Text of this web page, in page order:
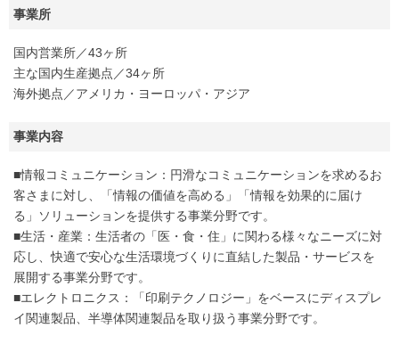
事業所
国内営業所／43ヶ所
主な国内生産拠点／34ヶ所
海外拠点／アメリカ・ヨーロッパ・アジア
事業内容
■情報コミュニケーション：円滑なコミュニケーションを求めるお
客さまに対し、「情報の価値を高める」「情報を効果的に届け
る」ソリューションを提供する事業分野です。
■生活・産業：生活者の「医・食・住」に関わる様々なニーズに対
応し、快適で安心な生活環境づくりに直結した製品・サービスを
展開する事業分野です。
■エレクトロニクス：「印刷テクノロジー」をベースにディスプレ
イ関連製品、半導体関連製品を取り扱う事業分野です。